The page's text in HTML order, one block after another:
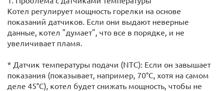
Котел регулирует мощность горелки на основе
показаний датчиков. Если они выдают неверные
данные, котел "думает", что все в порядке, и не
увеличивает пламя.
* Датчик температуры подачи (NTC): Если он завышает
показания (показывает, например, 70°C, хотя на самом
деле 45°C), котел будет снижать мощность, чтобы не